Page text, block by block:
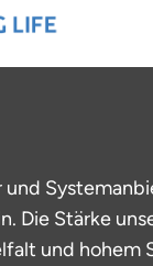
Die Stärke
und hohem